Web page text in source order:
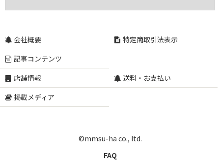
会社概要
特定商取引法表示
記事コンテンツ
店舗情報
送料・お支払い
掲載メディア
©mmsu-ha co., ltd.
FAQ